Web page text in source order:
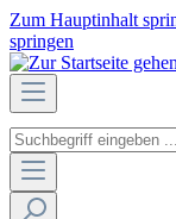
Zum Hauptinhalt
springen